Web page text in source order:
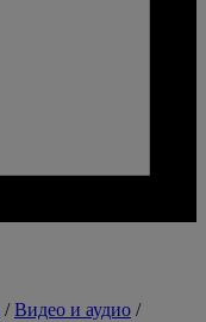
/Видео и аудио /